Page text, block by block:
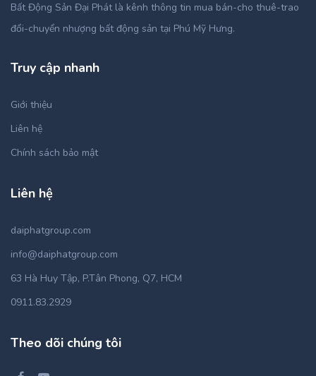
Bất Động Sản Đại Phát là kênh thông tin mua bán-cho thuê-trao
đổi-chuyển nhượng bất động sản tại Phú Mỹ Hưng.
Truy cập nhanh
Giới thiệu
Liên hệ
Chính sách bảo mật
Liên hệ
daiphatgroup.com
info@daiphatgroup.com
63 Hà Huy Tập, P.Tân Phong, Q7, HCM
0911.83.2929
Theo dõi chúng tôi